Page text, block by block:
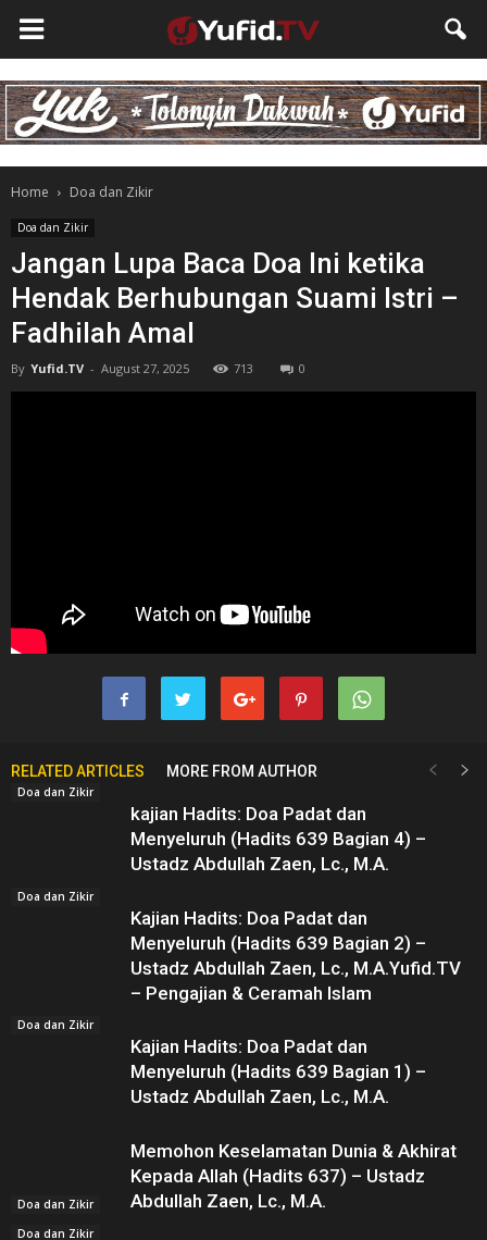
Home Doa dan Zikir
Doa dan Zikir
Jangan Lupa Baca Doa Ini ketika
Hendak Berhubungan Suami Istri –
Fadhilah Amal
By Yufid.TV - August 27, 2025 713 0
RELATED ARTICLES MORE FROM AUTHOR
Doa dan Zikir
kajian Hadits: Doa Padat dan
Menyeluruh (Hadits 639 Bagian 4) –
Ustadz Abdullah Zaen, Lc., M.A.
Doa dan Zikir
Kajian Hadits: Doa Padat dan
Menyeluruh (Hadits 639 Bagian 2) –
Ustadz Abdullah Zaen, Lc., M.A.Yufid.TV
– Pengajian & Ceramah Islam
Doa dan Zikir
Kajian Hadits: Doa Padat dan
Menyeluruh (Hadits 639 Bagian 1) –
Ustadz Abdullah Zaen, Lc., M.A.
Doa dan Zikir
Memohon Keselamatan Dunia & Akhirat
Kepada Allah (Hadits 637) – Ustadz
Abdullah Zaen, Lc., M.A.
Doa dan Zikir